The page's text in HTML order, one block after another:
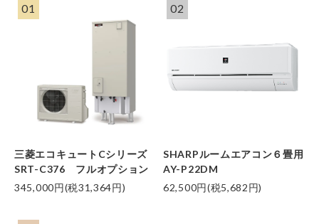
01
三菱エコキュートCシリーズ
SRT-C376 フルオプション
345,000円(税31,364円)
02
SHARPルームエアコン６畳用
AY-P22DM
62,500円(税5,682円)